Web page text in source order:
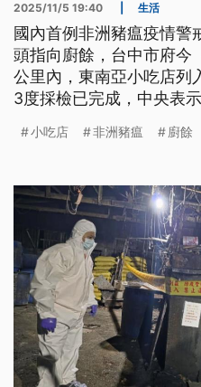
2025/11/5 19:40 生活
國內首例非洲豬瘟疫情警
頭指向廚餘，台中市府今
公里內，東南亞小吃店列
3度採檢已完成，中央表
市府實際查看狀況也不同
小吃店 非洲豬瘟 廚餘